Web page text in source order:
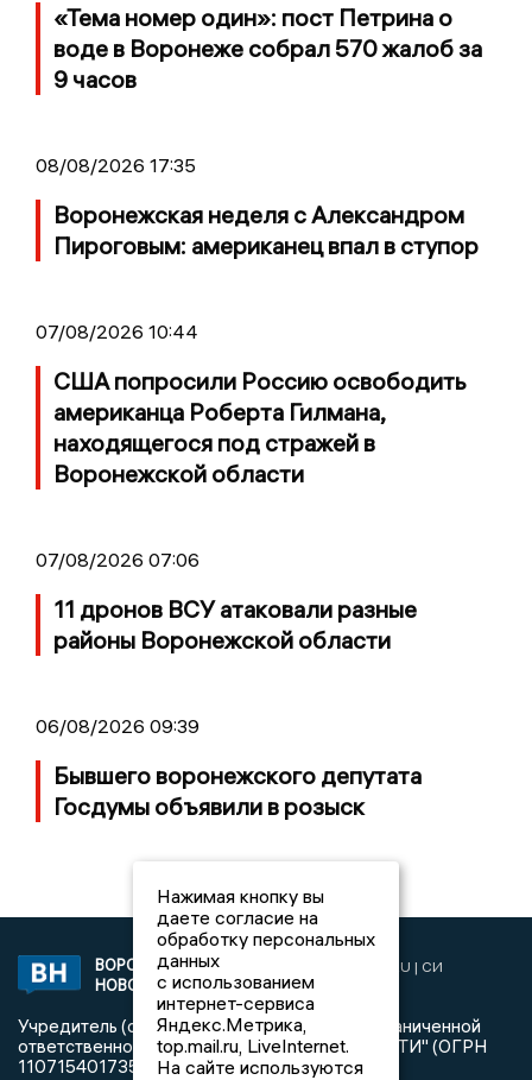
«Тема номер один»: пост Петрина о
воде в Воронеже собрал 570 жалоб за
9 часов
08/08/2026 17:35
Воронежская неделя с Александром
Пироговым: американец впал в ступор
07/08/2026 10:44
США попросили Россию освободить
американца Роберта Гилмана,
находящегося под стражей в
Воронежской области
07/08/2026 07:06
11 дронов ВСУ атаковали разные
районы Воронежской области
06/08/2026 09:39
Бывшего воронежского депутата
Госдумы объявили в розыск
ВОРОНЕЖСКИЕ
НОВОСТИ
2019 © VORONEZHNEWS.RU | СИ
«Воронежские новости»
Учредитель (соучредители): Общество с ограниченной
ответственностью "РЕГИОНАЛЬНЫЕ НОВОСТИ" (ОГРН
1107154017354)
Нажимая кнопку вы
даете согласие на
обработку персональных
данных
с использованием
интернет-сервиса
Яндекс.Метрика,
top.mail.ru, LiveInternet.
На сайте используются